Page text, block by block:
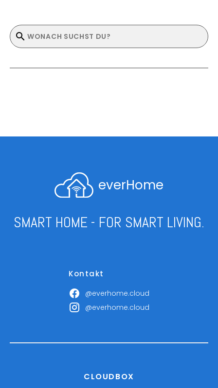
everHome
SMART HOME - FOR SMART LIVING.
Kontakt
@everhome.cloud
@everhome.cloud
CLOUDBOX